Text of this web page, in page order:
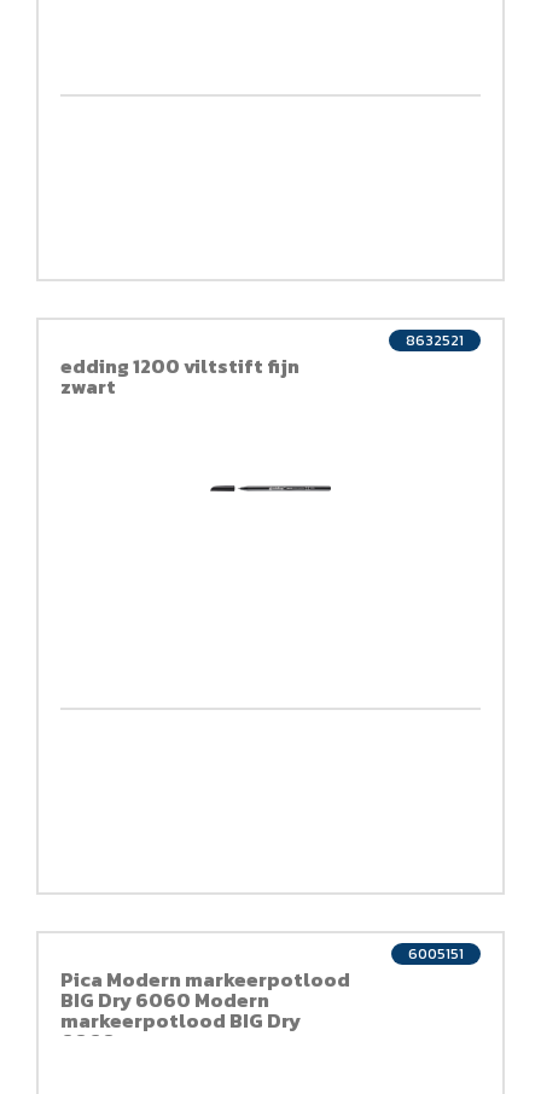
edding 1200 viltstift fijn
zwart
8632521
Pica Modern markeerpotlood
BIG Dry 6060 Modern
markeerpotlood BIG Dry
6060
6005151